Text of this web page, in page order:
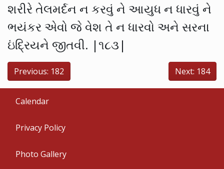
શરીરે તેલમર્દન ન કરવું ને આયુધ ન ધારવું ને
ભયંકર એવો જે વેશ તે ન ધારવો અને સરના
ઇંદ્રિયને જીતવી. |૧૮૩|
Previous: 182 Next: 184
Calendar
Privacy Policy
Photo Gallery